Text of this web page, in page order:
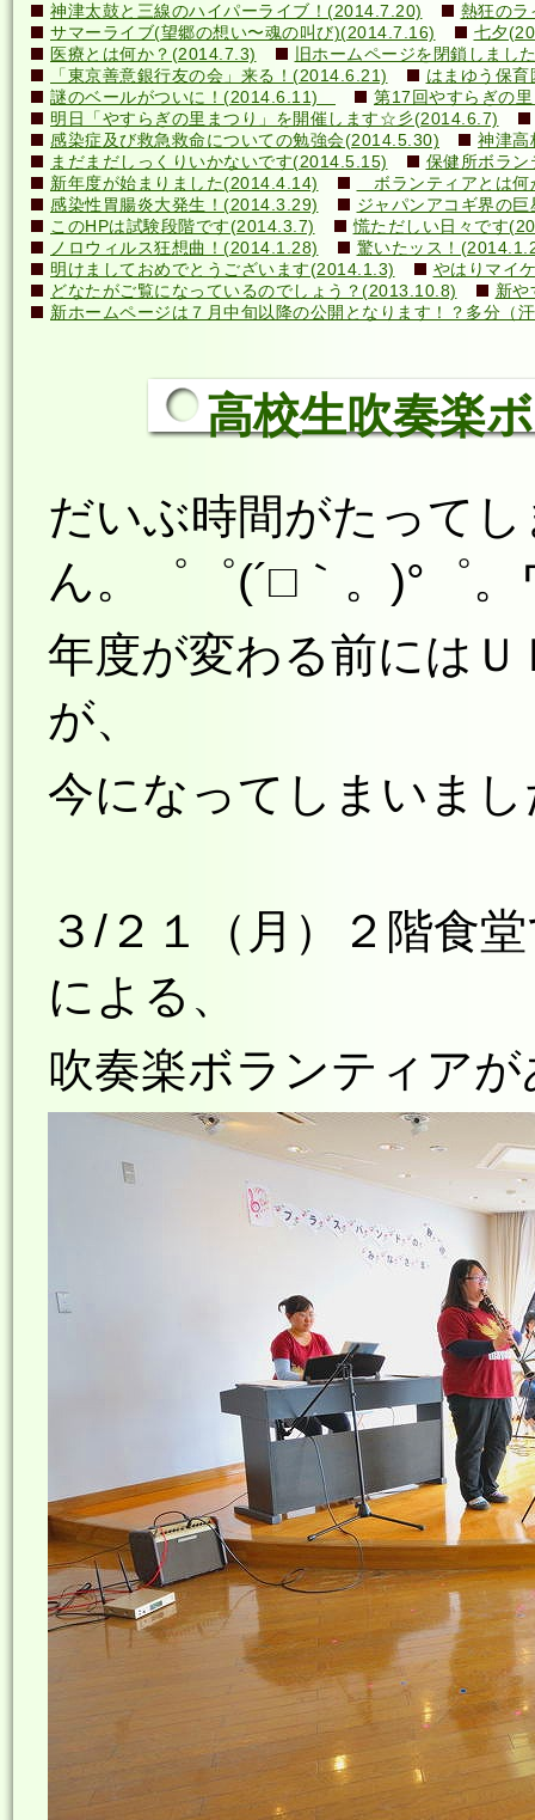
神津太鼓と三線のハイパーライブ！(2014.7.20)
熱狂の
サマーライブ(望郷の想い〜魂の叫び)(2014.7.16)
七夕
医療とは何か？(2014.7.3)
旧ホームページを閉鎖しまし
「東京善意銀行友の会」来る！(2014.6.21)
はまゆう保
謎のベールがついに！(2014.6.11)
第17回やすらぎの
明日「やすらぎの里まつり」を開催します☆彡(2014.6.7)
感染症及び救急救命についての勉強会(2014.5.30)
神津高
まだまだしっくりいかないです(2014.5.15)
保健所ボラ
新年度が始まりました(2014.4.14)
ボランティアとは
感染性胃腸炎大発生！(2014.3.29)
ジャパンアコギ界の
このHPは試験段階です(2014.3.7)
慌ただしい日々です
ノロウィルス狂想曲！(2014.1.28)
驚いたッス！
明けましておめでとうございます(2014.1.3)
やはりマイ
どなたがご覧になっているのでしょう？(2013.10.8)
新や
新ホームページは７月中旬以降の公開となります！？多分
高校生吹奏楽
だいぶ時間がたって
ん。゜゜(´□｀。)°゜
年度が変わる前には
が、
今になってしまいま
３/２１（月）２階食
による、
吹奏楽ボランティア